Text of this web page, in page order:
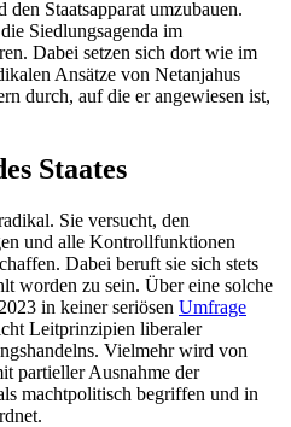
den Staatsapparat umzubauen.
Siedlungsagenda im
Dabei setzen sich dort wie im
Ansätze von Netan­jahus
durch, auf die er ange­wiesen ist,
Staates
Sie versucht, den
und alle Kontrollfunktionen
Dabei beruft sie sich stets
worden zu sein. Über eine solche
in keiner seriösen Umfrage
Leitprinzipien libe­raler
Vielmehr wird von
partieller Ausnahme der
macht­politisch begriffen und in